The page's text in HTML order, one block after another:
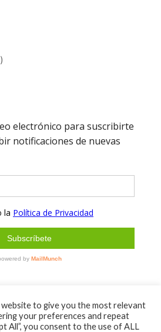
mí
Contacto
to give you the most relevant
your preferences and repeat
All”, you consent to the use of ALL